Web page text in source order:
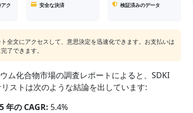
ク
安全な決済 検証済みのデータ
全文にアクセスして、意思決定を迅速化できます。お支払いは
了できます。
ム化合物市場の調査レポートによると、SDKI
ストは次のような結論を出しています:
年の CAGR: 5.4%